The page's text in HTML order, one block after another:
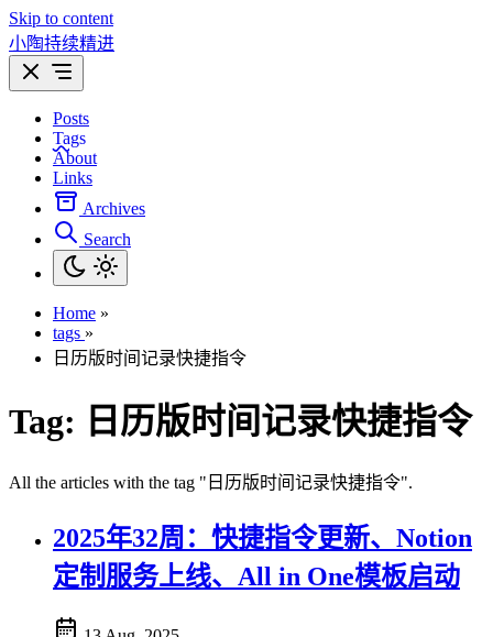
Skip to content
小陶持续精进
Posts
Tags
About
Links
Archives
Search
Home »
tags »
日历版时间记录快捷指令
Tag: 日历版时间记录快捷指令
All the articles with the tag "日历版时间记录快捷指令".
2025年32周：快捷指令更新、Notion
定制服务上线、All in One模板启动